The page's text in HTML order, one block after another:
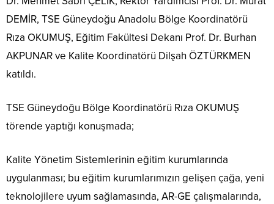
DEMİR, TSE Güneydoğu Anadolu Bölge Koordinatörü
Rıza OKUMUŞ, Eğitim Fakültesi Dekanı Prof. Dr. Burhan
AKPUNAR ve Kalite Koordinatörü Dilşah ÖZTÜRKMEN
katıldı.
TSE Güneydoğu Bölge Koordinatörü Rıza OKUMUŞ
törende yaptığı konuşmada;
Kalite Yönetim Sistemlerinin eğitim kurumlarında
uygulanması; bu eğitim kurumlarımızın gelişen çağa, yeni
teknolojilere uyum sağlamasında, AR-GE çalışmalarında,